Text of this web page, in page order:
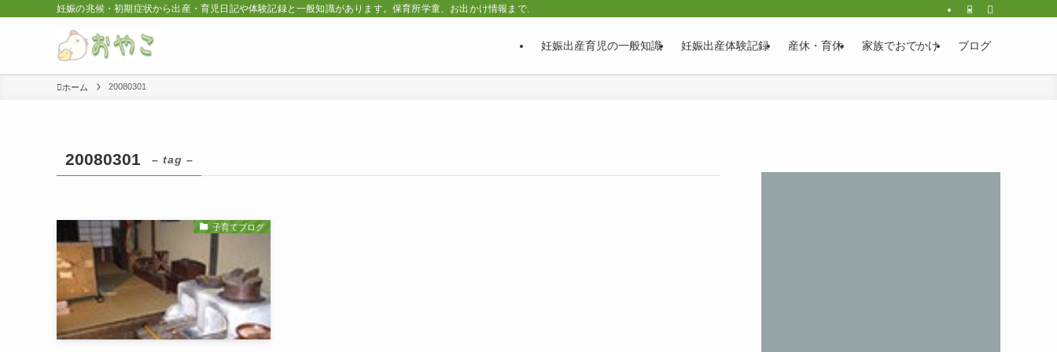
妊娠の兆候・初期症状から出産・育児日記や体験記録と一般知識があります。保育所学童、お出かけ情報まで。
妊娠出産育児の一般知識 妊娠出産体験記録 産休・育休 家族でおでかけ ブログ
ホーム 20080301
20080301 – tag –
子育てブログ